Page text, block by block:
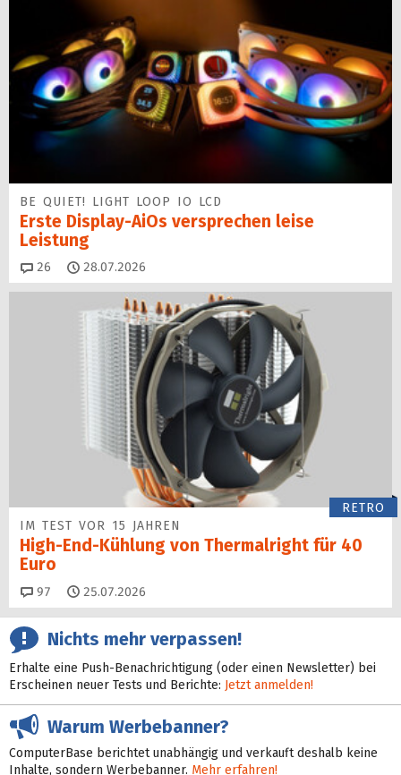
BE QUIET! LIGHT LOOP IO LCD
Erste Display-AiOs versprechen leise
Leistung
26 Kommentare
28.07.2026
RETRO
IM TEST VOR 15 JAHREN
High-End-Kühlung von Thermalright für 40
Euro
97 Kommentare
25.07.2026
Nichts mehr verpassen!
Erhalte eine Push-Benachrichtigung (oder einen Newsletter) bei
Erscheinen neuer Tests und Berichte: Jetzt anmelden!
Warum Werbebanner?
ComputerBase berichtet unabhängig und verkauft deshalb keine
Inhalte, sondern Werbebanner. Mehr erfahren!